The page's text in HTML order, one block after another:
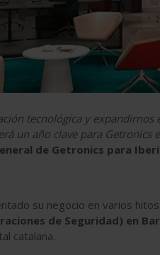
tecnológica y
un año clave para Getronics
de Getronics para
su negocio en varios
de Seguridad) en
catalana.